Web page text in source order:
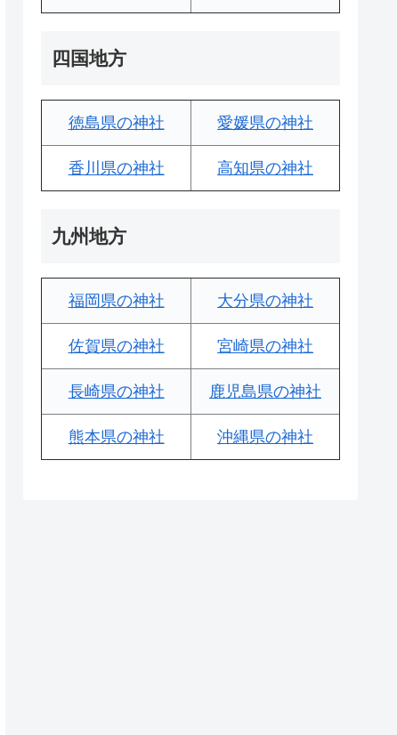
四国地方
徳島県の神社 愛媛県の神社
香川県の神社 高知県の神社
九州地方
福岡県の神社 大分県の神社
佐賀県の神社 宮崎県の神社
長崎県の神社 鹿児島県の神社
熊本県の神社 沖縄県の神社